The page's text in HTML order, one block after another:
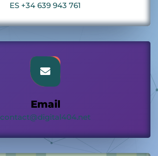
ES +34 639 943 761
Email
contact@digital404.net